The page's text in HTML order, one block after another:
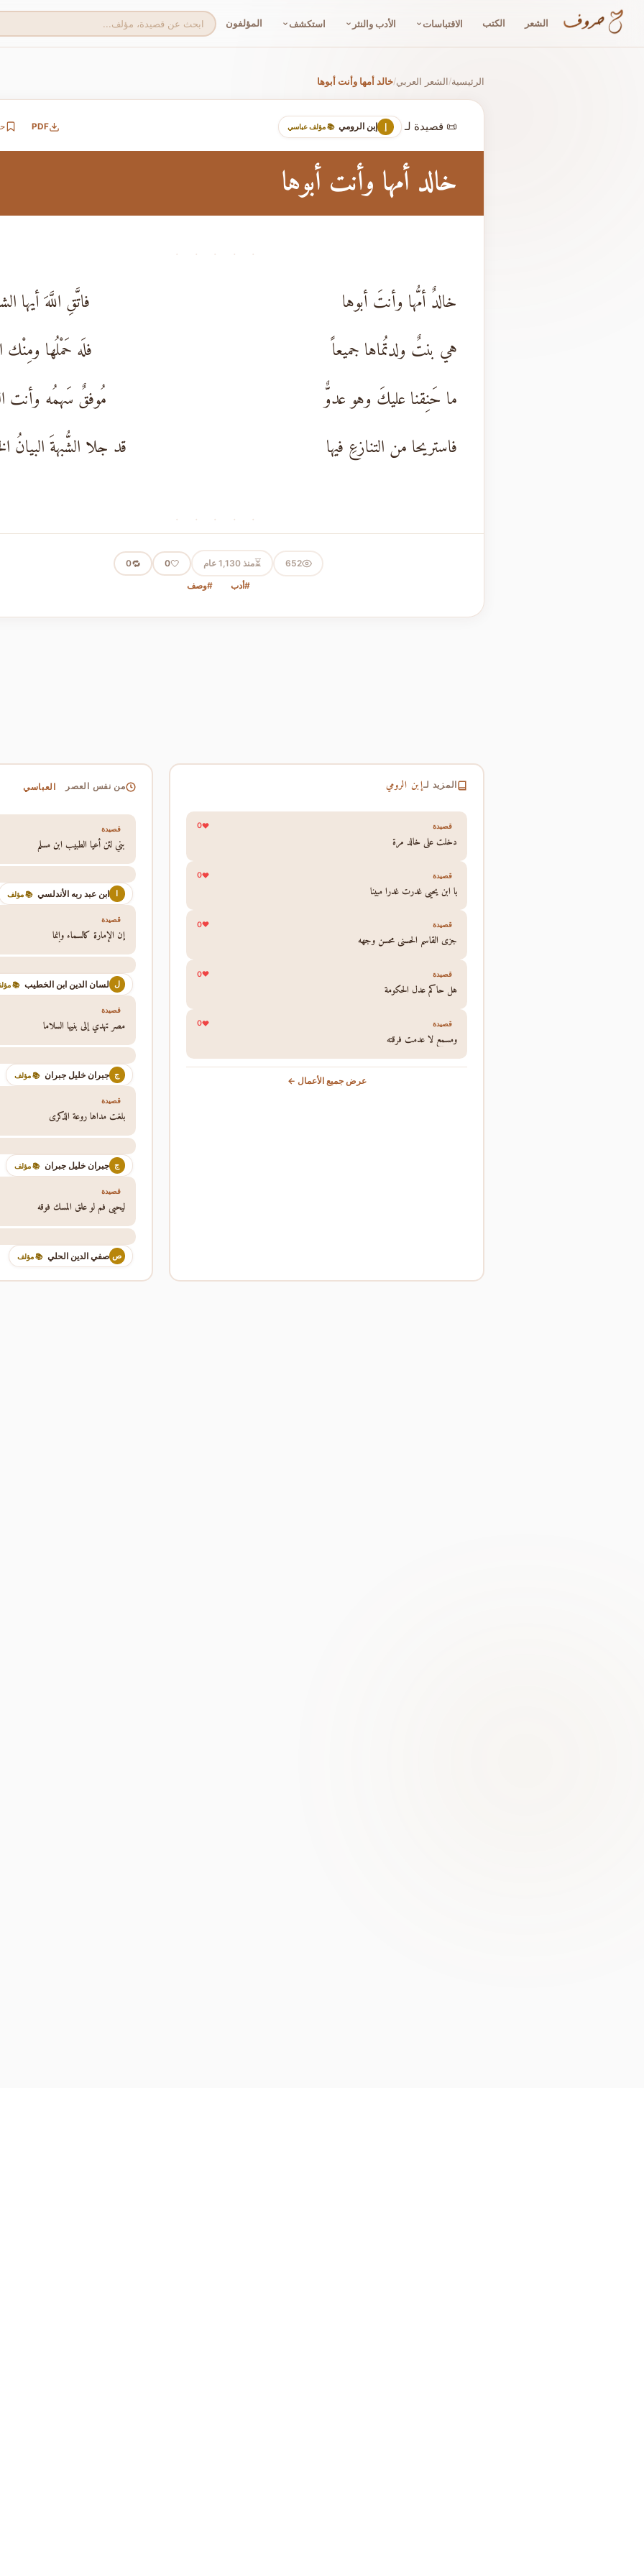
الشعر الكتب الاقتباسات الأدب والنثر استكشف المؤلفون
الرئيسية/الشعر العربي/خالد أمها وأنت أبوها
📜 قصيدة لـ إ إبن الرومي 📚 مؤلف عباسي PDF
خالد أمها وأنت أبوها
· · · · ·
خالدٌ أمُّها وأنتَ أبوها
فاتَّقِ اللَّهَ أيها
هي بنتٌ ولدتُماها جميعاً
فلَه حَمْلُها ومِنْك
ما حَنِقنا عليكَ وهو عدوٌّ
مُوفقٌ سَهمُه وأنت
فاستريحا من التنازعِ فيها
قد جلا الشُّبهةَ البيانُ
· · · · ·
652
⏳منذ 1,130 عام 🤍
0
🔁
0
#أدب #وصف
المزيد لـإبن الرومي
قصيدة 0
دخلت على خالد مرة
قصيدة 0
يا ابن يحيى غدرت غدرا مبينا
قصيدة 0
جزى القاسم الحسنى محسن وجهه
قصيدة 0
هل حاكم عدل الحكومة
قصيدة 0
ومسمع لا عدمت فرقته
عرض جميع الأعمال ←
من نفس العصر العباسي
قصيدة
بني لئن أعيا الطبيب ابن مسلم
ا ابن عبد ربه الأندلسي 📚 مؤلف
قصيدة
إن الإمارة كالسماء وإنما
ل لسان الدين ابن الخطيب 📚
قصيدة
مصر تهدي إلى بنيها السلاما
ج جبران خليل جبران 📚 مؤلف
قصيدة
بلغت مداها روعة الذكرى
ج جبران خليل جبران 📚 مؤلف
قصيدة
ليحيى فم لو علق المسك فوقه
ص صفي الدين الحلي 📚 مؤلف